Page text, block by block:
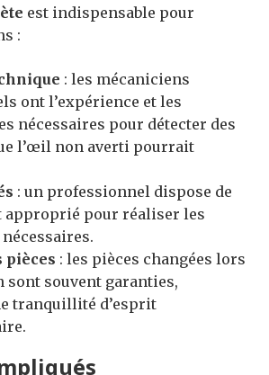
est indispensable pour
:
: les mécaniciens
ont l’expérience et les
nécessaires pour détecter des
l’œil non averti pourrait
: un professionnel dispose de
approprié pour réaliser les
pièces : les pièces changées lors
sont souvent garanties,
tranquillité d’esprit